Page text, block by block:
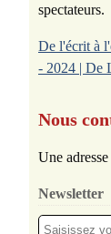
spectateurs.
De l'écrit à
- 2024 | De
Nous
Une
Newsletter